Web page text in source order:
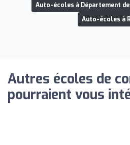
Auto-écoles à Département
Auto-écoles à
Autres écoles de
pourraient vous